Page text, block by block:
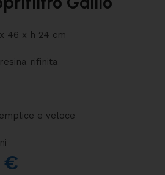
46 x h 24 cm
rifinita
e veloce
€